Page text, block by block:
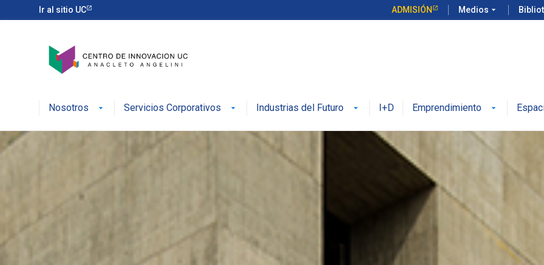
Ir al sitio UC ADMISIÓN Medios arrow_drop_down
Nosotros Servicios Corporativos Industrias del Futuro I+D Emprendimiento